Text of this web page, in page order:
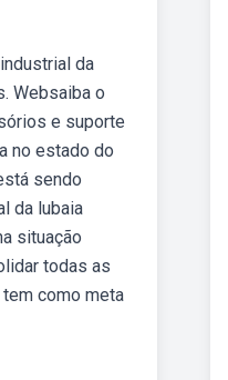
da
Websaiba o
e suporte
no estado do
sendo
da lubaia
situação
todas as
como meta